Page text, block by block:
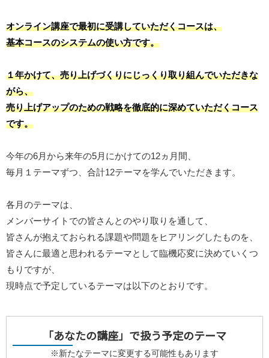
オンライン講座で最初に受講していただくコースは、
基本コースのシステムの使い方です。
１年かけて、売り上げづくりにじっくり取り組んでいただきな
がら、
売り上げアップのための戦略を徹底的に深めていただくコース
です。
今年の6月から来年の5月にかけての12ヵ月間、
毎月１テーマずつ、合計12テーマを学んでいただきます。
各月のテーマは、
メンバーサイトでの皆さんとのやり取りを通して、
皆さんが抱えておられる課題や問題をヒアリングしたものを、
皆さんに最適と思われるテーマとして臨機応変に決めていくつ
もりですが、
現時点で予定しているテーマは以下のとおりです。
「あなたの講座」で扱う予定のテーマ
※新たなテーマに変更する可能性もあります